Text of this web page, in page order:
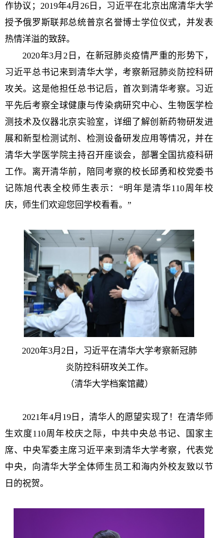
作协议；2019年4月26日，习近平在北京出席清华大学
授予俄罗斯联邦总统普京名誉博士学位仪式，并发表
热情洋溢的致辞。
2020年3月2日，在新冠肺炎疫情严重的形势下，
习近平总书记来到清华大学，考察新冠肺炎防控科研
攻关。这是他担任总书记后，首次到清华考察。习近
平先后考察全球健康与传染病研究中心、生物医学检
测技术及仪器北京实验室，详细了解创新药物研发进
展和新型检测试剂、检测设备研发应用等情况，并在
清华大学医学院主持召开座谈会，部署全国抗疫科研
工作。离开清华前，陪同考察的校长邱勇和校党委书
记陈旭代表全校师生表示：“明年是清华110周年校
庆，师生们欢迎您回学校看看。”
2020年3月2日，习近平在清华大学考察新冠肺
炎防控科研攻关工作。
（清华大学档案馆藏）
2021年4月19日，清华人的愿望实现了！在清华师
生欢度110周年校庆之际，中共中央总书记、国家主
席、中央军委主席习近平来到清华大学考察，代表党
中央，向清华大学全体师生员工和海内外校友致以节
日的祝贺。